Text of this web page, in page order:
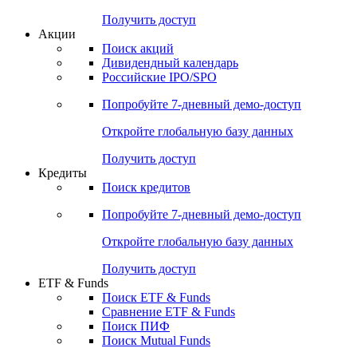
Получить доступ
Акции
Поиск акций
Дивидендный календарь
Российские IPO/SPO
Попробуйте 7-дневный демо-доступ
Откройте глобальную базу данных
Получить доступ
Кредиты
Поиск кредитов
Попробуйте 7-дневный демо-доступ
Откройте глобальную базу данных
Получить доступ
ETF & Funds
Поиск ETF & Funds
Сравнение ETF & Funds
Поиск ПИФ
Поиск Mutual Funds